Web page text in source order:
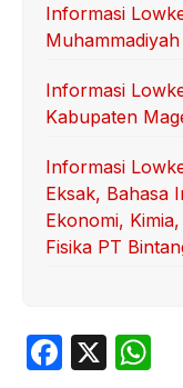
Informasi
Informasi
Kabupaten
Informasi
Eksak, Bahasa
Ekonomi,
Fisika PT
F
X